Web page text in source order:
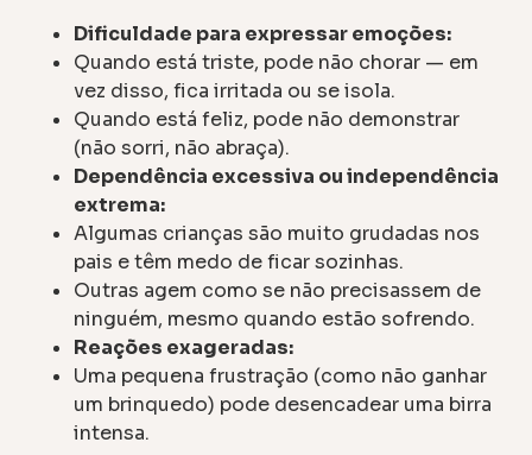
Dificuldade para expressar emoções:
Quando está triste, pode não chorar — em
vez disso, fica irritada ou se isola.
Quando está feliz, pode não demonstrar
(não sorri, não abraça).
Dependência excessiva ou independência
extrema:
Algumas crianças são muito grudadas nos
pais e têm medo de ficar sozinhas.
Outras agem como se não precisassem de
ninguém, mesmo quando estão sofrendo.
Reações exageradas:
Uma pequena frustração (como não ganhar
um brinquedo) pode desencadear uma birra
intensa.